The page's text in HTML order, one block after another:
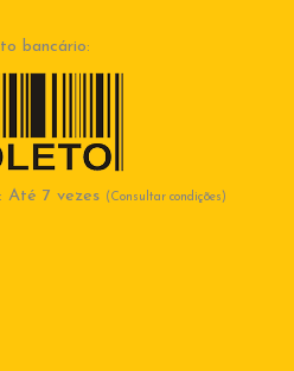
bancário:
Até 7 vezes (Consultar condições)